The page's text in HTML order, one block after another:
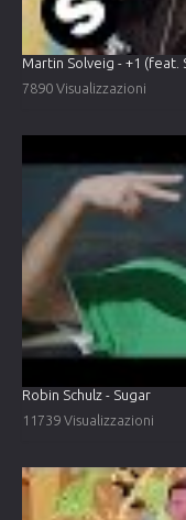
Martin Solveig - +1 (feat.
7890 Visualizzazioni
Robin Schulz - Sugar
11739 Visualizzazioni